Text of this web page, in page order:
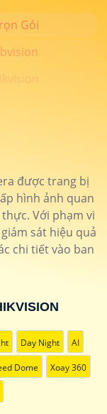
Gói
độ phân giải
camera uy tín
Thành Phát
chính hãng hình
. 🛒
giá rẻ
được trang bị
hình ảnh quan
Với phạm vi
sát hiệu quả
chi tiết vào ban
Day Night AI
Dome Xoay 360